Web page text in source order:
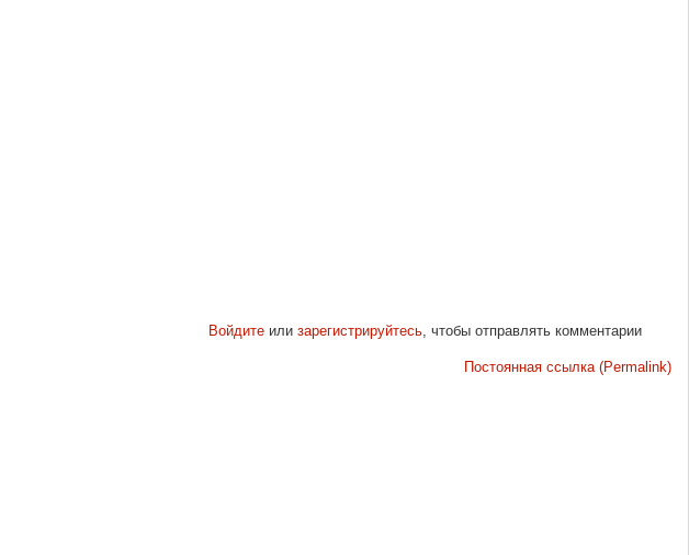
Войдитеили зарегистрируйтесь, чтобы отправлять комментарии
Постоянная ссылка (Permalink)